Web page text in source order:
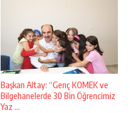
Başkan Altay: “Genç KOMEK ve
Bilgehanelerde 30 Bin Öğrencimiz
Yaz ...